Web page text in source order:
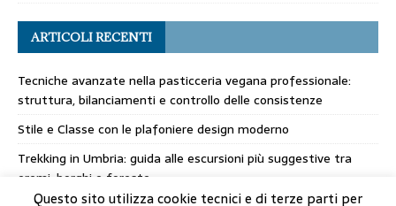
ARTICOLI RECENTI
Tecniche avanzate nella pasticceria vegana professionale:
struttura, bilanciamenti e controllo delle consistenze
Stile e Classe con le plafoniere design moderno
Trekking in Umbria: guida alle escursioni più suggestive tra
eremi, borghi e foreste
Questo sito utilizza cookie tecnici e di terze parti per